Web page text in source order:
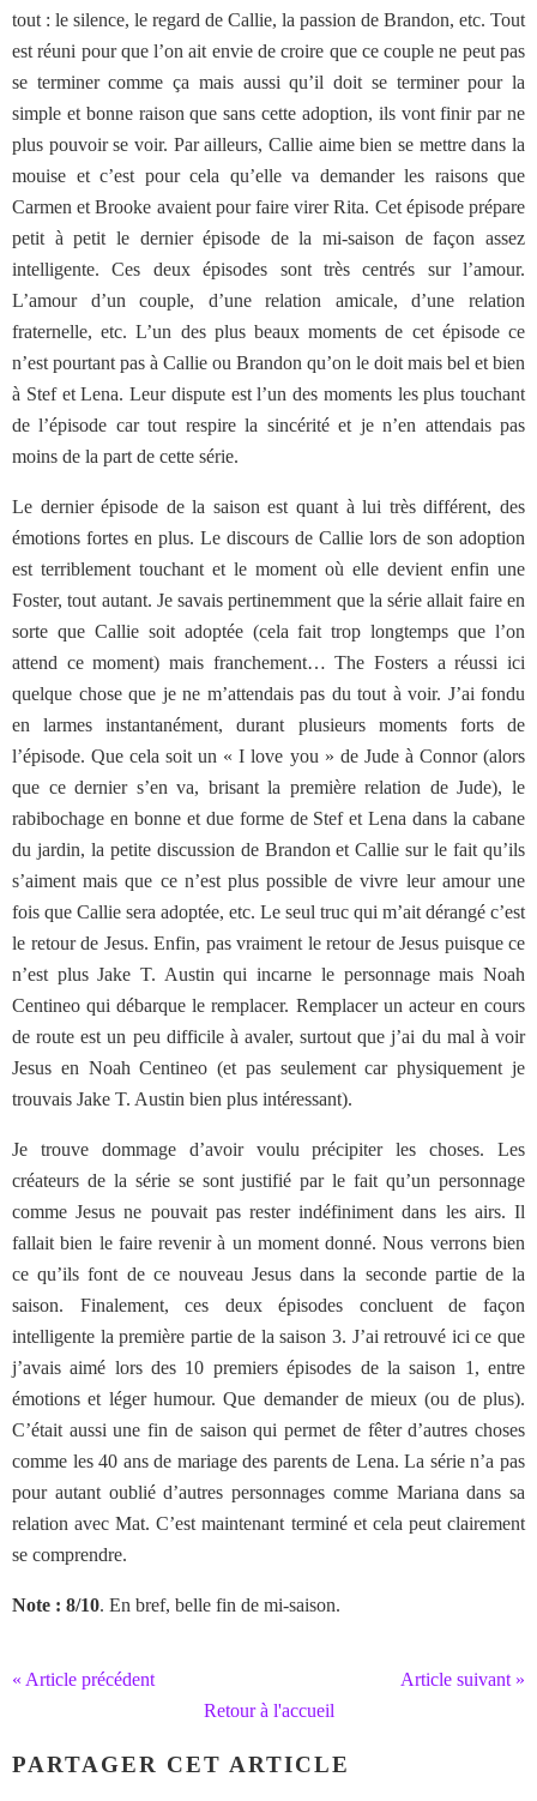
tout : le silence, le regard de Callie, la passion de Brandon, etc. Tout
est réuni pour que l’on ait envie de croire que ce couple ne peut pas
se terminer comme ça mais aussi qu’il doit se terminer pour la
simple et bonne raison que sans cette adoption, ils vont finir par ne
plus pouvoir se voir. Par ailleurs, Callie aime bien se mettre dans la
mouise et c’est pour cela qu’elle va demander les raisons que
Carmen et Brooke avaient pour faire virer Rita. Cet épisode prépare
petit à petit le dernier épisode de la mi-saison de façon assez
intelligente. Ces deux épisodes sont très centrés sur l’amour.
L’amour d’un couple, d’une relation amicale, d’une relation
fraternelle, etc. L’un des plus beaux moments de cet épisode ce
n’est pourtant pas à Callie ou Brandon qu’on le doit mais bel et bien
à Stef et Lena. Leur dispute est l’un des moments les plus touchant
de l’épisode car tout respire la sincérité et je n’en attendais pas
moins de la part de cette série.
Le dernier épisode de la saison est quant à lui très différent, des
émotions fortes en plus. Le discours de Callie lors de son adoption
est terriblement touchant et le moment où elle devient enfin une
Foster, tout autant. Je savais pertinemment que la série allait faire en
sorte que Callie soit adoptée (cela fait trop longtemps que l’on
attend ce moment) mais franchement… The Fosters a réussi ici
quelque chose que je ne m’attendais pas du tout à voir. J’ai fondu
en larmes instantanément, durant plusieurs moments forts de
l’épisode. Que cela soit un « I love you » de Jude à Connor (alors
que ce dernier s’en va, brisant la première relation de Jude), le
rabibochage en bonne et due forme de Stef et Lena dans la cabane
du jardin, la petite discussion de Brandon et Callie sur le fait qu’ils
s’aiment mais que ce n’est plus possible de vivre leur amour une
fois que Callie sera adoptée, etc. Le seul truc qui m’ait dérangé c’est
le retour de Jesus. Enfin, pas vraiment le retour de Jesus puisque ce
n’est plus Jake T. Austin qui incarne le personnage mais Noah
Centineo qui débarque le remplacer. Remplacer un acteur en cours
de route est un peu difficile à avaler, surtout que j’ai du mal à voir
Jesus en Noah Centineo (et pas seulement car physiquement je
trouvais Jake T. Austin bien plus intéressant).
Je trouve dommage d’avoir voulu précipiter les choses. Les
créateurs de la série se sont justifié par le fait qu’un personnage
comme Jesus ne pouvait pas rester indéfiniment dans les airs. Il
fallait bien le faire revenir à un moment donné. Nous verrons bien
ce qu’ils font de ce nouveau Jesus dans la seconde partie de la
saison. Finalement, ces deux épisodes concluent de façon
intelligente la première partie de la saison 3. J’ai retrouvé ici ce que
j’avais aimé lors des 10 premiers épisodes de la saison 1, entre
émotions et léger humour. Que demander de mieux (ou de plus).
C’était aussi une fin de saison qui permet de fêter d’autres choses
comme les 40 ans de mariage des parents de Lena. La série n’a pas
pour autant oublié d’autres personnages comme Mariana dans sa
relation avec Mat. C’est maintenant terminé et cela peut clairement
se comprendre.
Note : 8/10. En bref, belle fin de mi-saison.
« Article précédent
Article suivant »
Retour à l'accueil
PARTAGER CET ARTICLE